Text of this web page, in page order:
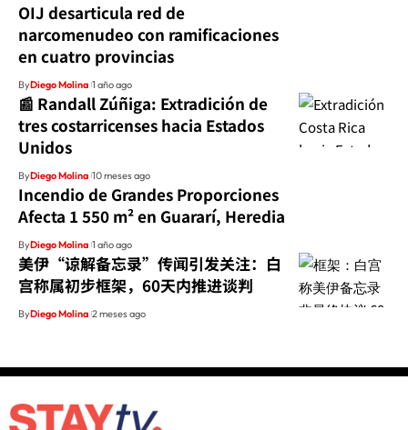
OIJ desarticula red de
narcomenudeo con ramificaciones
en cuatro provincias
ByDiego Molina 1 año ago
📰 Randall Zúñiga: Extradición de
tres costarricenses hacia Estados
Unidos
ByDiego Molina 10 meses ago
Incendio de Grandes Proporciones
Afecta 1 550 m² en Guararí, Heredia
ByDiego Molina 1 año ago
美伊“谅解备忘录”传闻引发关注：白
宫称属初步框架，60天内推进谈判
ByDiego Molina 2 meses ago